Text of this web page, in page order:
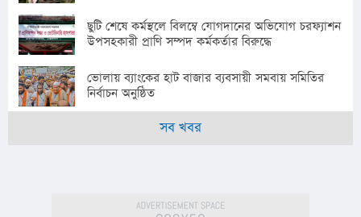
ছুটি শেষে কর্মস্থলে বিলম্বে যোগদানের অভিযোগ চরফ্যাশন
উপসহকারী প্রাণি সম্পদ কর্মকর্তার বিরুদ্ধে
ভোলায় ব্যাংকের হাট বাজার ব্যবসায়ী সমবায় সমিতির
নির্বাচন অনুষ্ঠিত
সব খবর